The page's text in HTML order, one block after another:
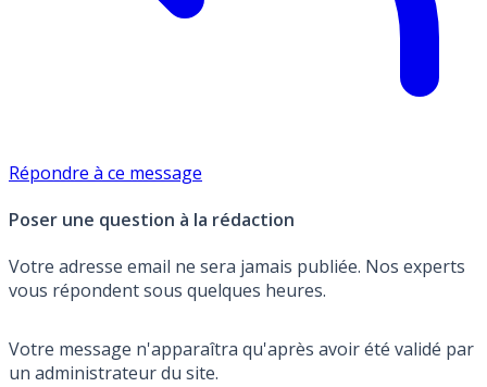
Répondre à ce message
Poser une question à la rédaction
Votre adresse email ne sera jamais publiée. Nos experts
vous répondent sous quelques heures.
Votre message n'apparaîtra qu'après avoir été validé par
un administrateur du site.